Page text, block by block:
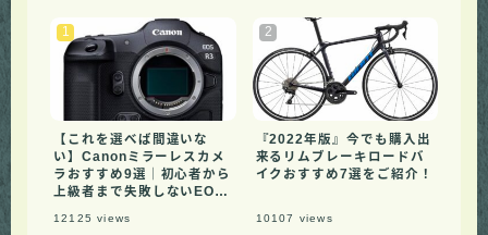
【これを選べば間違いな
い】Canonミラーレスカメ
ラおすすめ9選｜初心者から
上級者まで失敗しないEOS
12125 views
『2022年版』今でも購入出
来るリムブレーキロードバ
イクおすすめ7選をご紹介！
10107 views